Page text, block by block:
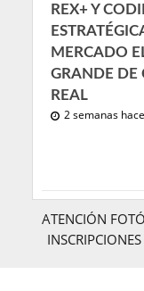
REX+ Y
MERCADO
GRANDE DE
REAL
2 semanas hace
ATENCIÓN